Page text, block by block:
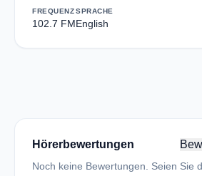
FREQUENZ
102.7 FM
SPRACHE
English
Hörerbewertungen
Noch keine Bewertungen. Seien Sie